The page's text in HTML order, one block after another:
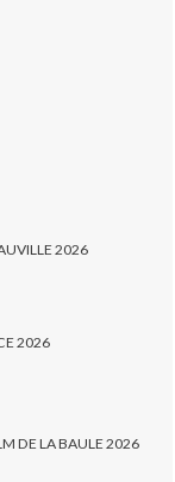
2026
2026
DE LA BAULE 2026